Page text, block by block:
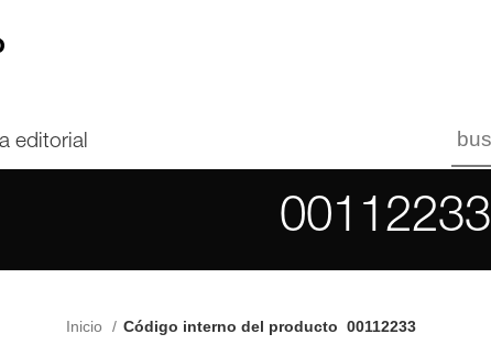
la editorial
00112233
Inicio Código interno del producto 00112233